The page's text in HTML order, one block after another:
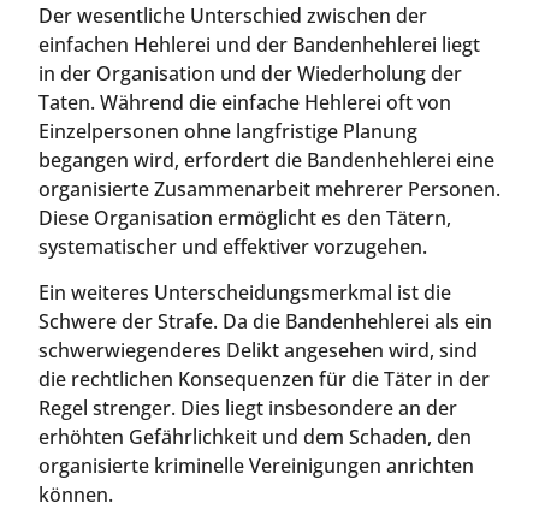
Der wesentliche Unterschied zwischen der
einfachen Hehlerei und der Bandenhehlerei liegt
in der Organisation und der Wiederholung der
Taten. Während die einfache Hehlerei oft von
Einzelpersonen ohne langfristige Planung
begangen wird, erfordert die Bandenhehlerei eine
organisierte Zusammenarbeit mehrerer Personen.
Diese Organisation ermöglicht es den Tätern,
systematischer und effektiver vorzugehen.
Ein weiteres Unterscheidungsmerkmal ist die
Schwere der Strafe. Da die Bandenhehlerei als ein
schwerwiegenderes Delikt angesehen wird, sind
die rechtlichen Konsequenzen für die Täter in der
Regel strenger. Dies liegt insbesondere an der
erhöhten Gefährlichkeit und dem Schaden, den
organisierte kriminelle Vereinigungen anrichten
können.